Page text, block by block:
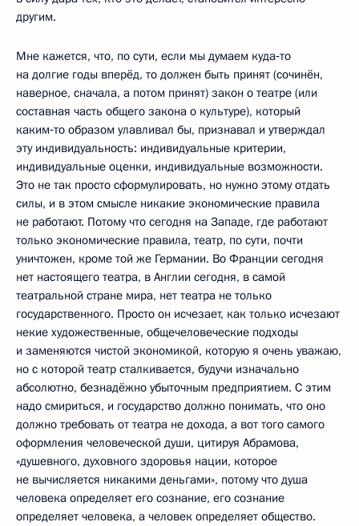
другим.
Мне кажется, что, по сути, если мы думаем куда‑то
на долгие годы вперёд, то должен быть принят (сочинён,
наверное, сначала, а потом принят) закон о театре (или
составная часть общего закона о культуре), который
каким‑то образом улавливал бы, признавал и утверждал
эту индивидуальность: индивидуальные критерии,
индивидуальные оценки, индивидуальные возможности.
Это не так просто сформулировать, но нужно этому отдать
силы, и в этом смысле никакие экономические правила
не работают. Потому что сегодня на Западе, где работают
только экономические правила, театр, по сути, почти
уничтожен, кроме той же Германии. Во Франции сегодня
нет настоящего театра, в Англии сегодня, в самой
театральной стране мира, нет театра не только
государственного. Просто он исчезает, как только исчезают
некие художественные, общечеловеческие подходы
и заменяются чистой экономикой, которую я очень уважаю,
но с которой театр сталкивается, будучи изначально
абсолютно, безнадёжно убыточным предприятием. С этим
надо смириться, и государство должно понимать, что оно
должно требовать от театра не дохода, а вот того самого
оформления человеческой души, цитируя Абрамова,
«душевного, духовного здоровья нации, которое
не вычисляется никакими деньгами», потому что душа
человека определяет его сознание, его сознание
определяет человека, а человек определяет общество.